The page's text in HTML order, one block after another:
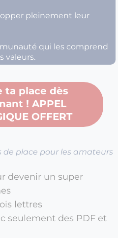
pleinement leur
qui les comprend
valeurs.
ta place dès
! APPEL
OFFERT
de place pour les amateurs
devenir un super
lettres
seulement des PDF et